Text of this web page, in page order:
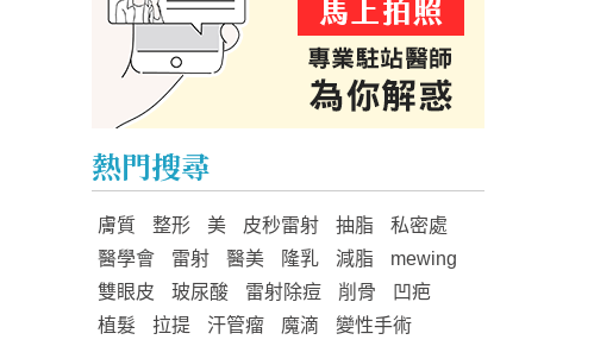
熱門搜尋
膚質 整形 美 皮秒雷射 抽脂
私密處
醫學會
雷射 醫美 隆乳 減脂
mewing
雙眼皮
玻尿酸 雷射除痘 削骨
凹疤
植髮
拉提 汗管瘤 魔滴
變性手術